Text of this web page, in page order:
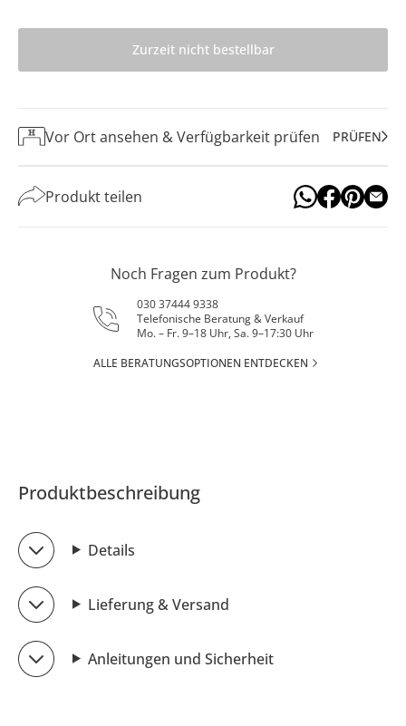
Zurzeit nicht bestellbar
Vor Ort ansehen & Verfügbarkeit prüfen PRÜFEN
Produkt teilen
Noch Fragen zum Produkt?
030 37444 9338
Telefonische Beratung & Verkauf
Mo. – Fr. 9–18 Uhr, Sa. 9–17:30 Uhr
ALLE BERATUNGSOPTIONEN ENTDECKEN
Produktbeschreibung
Details
Lieferung & Versand
Anleitungen und Sicherheit